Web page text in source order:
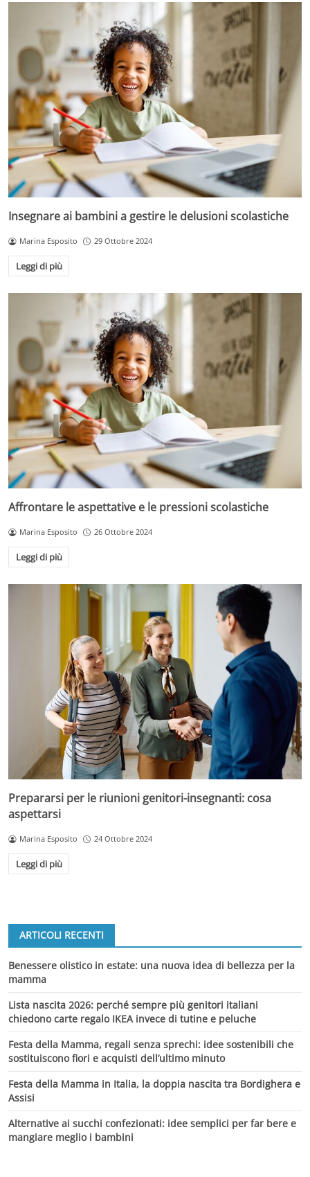
Insegnare ai bambini a gestire le delusioni scolastiche
Marina Esposito 29 Ottobre 2024
Leggi di più
Affrontare le aspettative e le pressioni scolastiche
Marina Esposito 26 Ottobre 2024
Leggi di più
Prepararsi per le riunioni genitori-insegnanti: cosa
aspettarsi
Marina Esposito 24 Ottobre 2024
Leggi di più
ARTICOLI RECENTI
Benessere olistico in estate: una nuova idea di bellezza per la
mamma
Lista nascita 2026: perché sempre più genitori italiani
chiedono carte regalo IKEA invece di tutine e peluche
Festa della Mamma, regali senza sprechi: idee sostenibili che
sostituiscono fiori e acquisti dell’ultimo minuto
Festa della Mamma in Italia, la doppia nascita tra Bordighera e
Assisi
Alternative ai succhi confezionati: idee semplici per far bere e
mangiare meglio i bambini